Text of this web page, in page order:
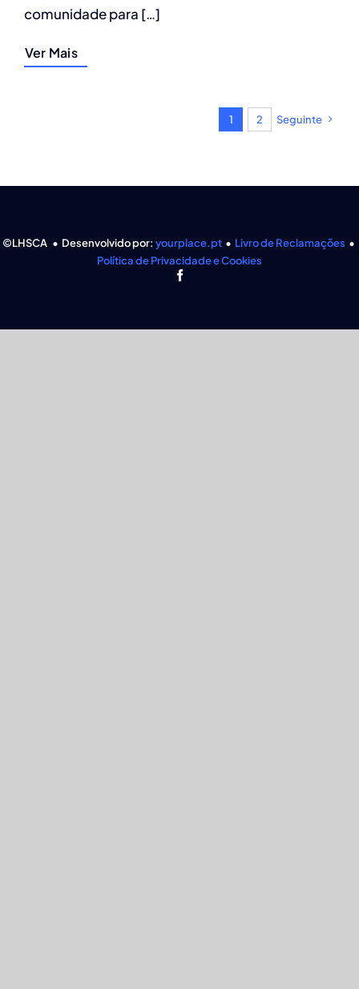
comunidade para […]
Ver Mais
1 2 Seguinte
©LHSCA • Desenvolvido por: yourplace.pt • Livro de Reclamações •
Política de Privacidade e Cookies